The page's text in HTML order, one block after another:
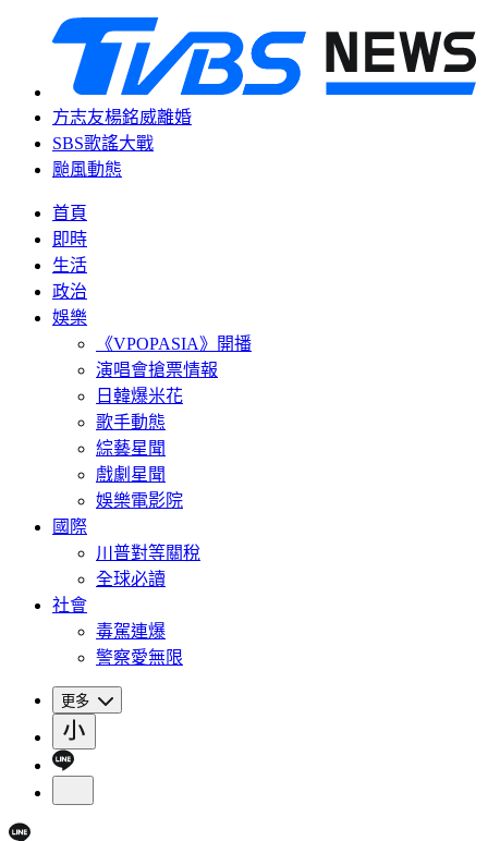
方志友楊銘威離婚
SBS歌謠大戰
颱風動態
首頁
即時
生活
政治
娛樂
《VPOPASIA》開播
演唱會搶票情報
日韓爆米花
歌手動態
綜藝星聞
戲劇星聞
娛樂電影院
國際
川普對等關稅
全球必讀
社會
毒駕連爆
警察愛無限
更多